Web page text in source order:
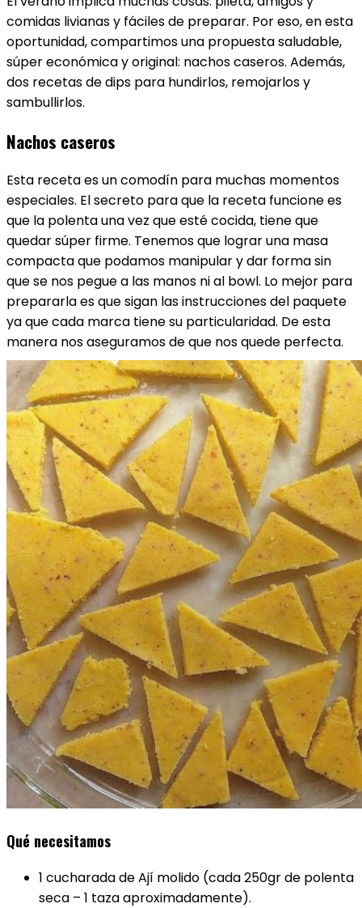
comidas livianas y fáciles de preparar. Por eso, en esta
oportunidad, compartimos una propuesta saludable,
súper económica y original: nachos caseros. Además,
dos recetas de dips para hundirlos, remojarlos y
sambullirlos.
Nachos caseros
Esta receta es un comodín para muchas momentos
especiales. El secreto para que la receta funcione es
que la polenta una vez que esté cocida, tiene que
quedar súper firme. Tenemos que lograr una masa
compacta que podamos manipular y dar forma sin
que se nos pegue a las manos ni al bowl. Lo mejor para
prepararla es que sigan las instrucciones del paquete
ya que cada marca tiene su particularidad. De esta
manera nos aseguramos de que nos quede perfecta.
Qué necesitamos
1 cucharada de Ají molido (cada 250gr de polenta
seca – 1 taza aproximadamente).